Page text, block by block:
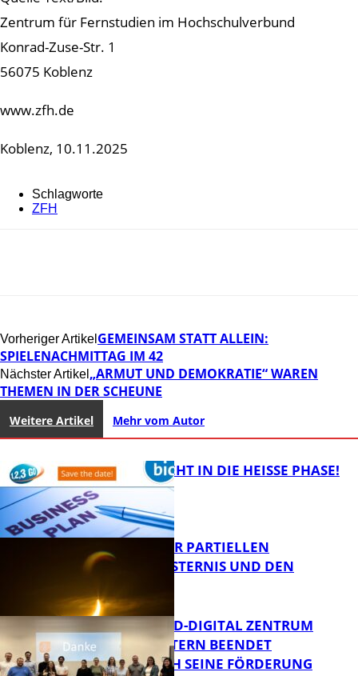
Zentrum für Fernstudien im Hochschulverbund
Konrad-Zuse-Str. 1
56075 Koblenz
www.zfh.de
Koblenz, 10.11.2025
Schlagworte
ZFH
Vorheriger Artikel GEMEINSAM STATT ALLEIN:
SPIELENACHMITTAG IM 42
Nächster Artikel „ARMUT UND DEMOKRATIE“ WAREN
THEMEN IN DER SCHEUNE
Weitere Artikel Mehr vom Autor
1,2,3 GO® GEHT IN DIE HEISSE PHASE!
Bildung
VORTRAG ZUR PARTIELLEN
SONNENFINSTERNIS UND DEN
PERSEIDEN
MITTELSTAND-DIGITAL ZENTRUM
KAISERSLAUTERN BEENDET
ERFOLGREICH SEINE FÖRDERUNG